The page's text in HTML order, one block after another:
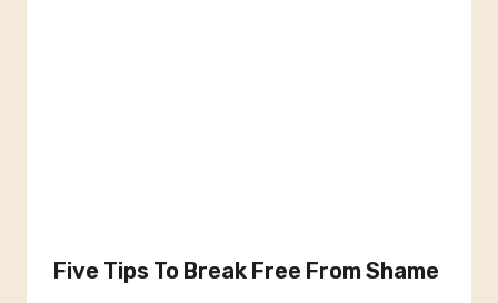
Five Tips To Break Free From Shame